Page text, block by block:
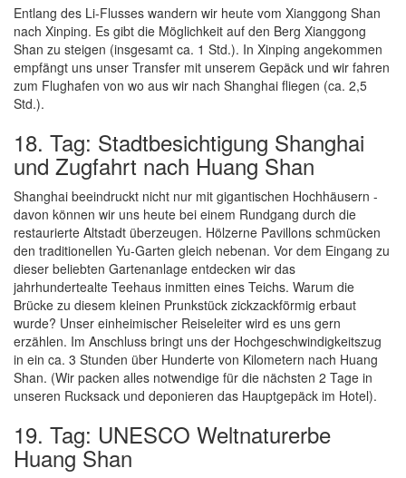
Entlang des Li-Flusses wandern wir heute vom Xianggong Shan
nach Xinping. Es gibt die Möglichkeit auf den Berg Xianggong
Shan zu steigen (insgesamt ca. 1 Std.). In Xinping angekommen
empfängt uns unser Transfer mit unserem Gepäck und wir fahren
zum Flughafen von wo aus wir nach Shanghai fliegen (ca. 2,5
Std.).
18. Tag: Stadtbesichtigung Shanghai
und Zugfahrt nach Huang Shan
Shanghai beeindruckt nicht nur mit gigantischen Hochhäusern -
davon können wir uns heute bei einem Rundgang durch die
restaurierte Altstadt überzeugen. Hölzerne Pavillons schmücken
den traditionellen Yu-Garten gleich nebenan. Vor dem Eingang zu
dieser beliebten Gartenanlage entdecken wir das
jahrhundertealte Teehaus inmitten eines Teichs. Warum die
Brücke zu diesem kleinen Prunkstück zickzackförmig erbaut
wurde? Unser einheimischer Reiseleiter wird es uns gern
erzählen. Im Anschluss bringt uns der Hochgeschwindigkeitszug
in ein ca. 3 Stunden über Hunderte von Kilometern nach Huang
Shan. (Wir packen alles notwendige für die nächsten 2 Tage in
unseren Rucksack und deponieren das Hauptgepäck im Hotel).
19. Tag: UNESCO Weltnaturerbe
Huang Shan